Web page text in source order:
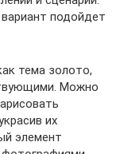
подойдет
тема золото,
Можно
их
элемент